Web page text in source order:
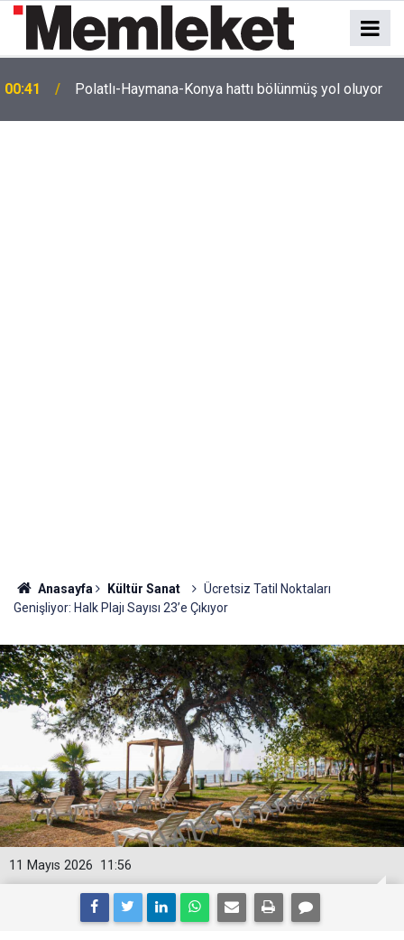
00:41 Polatlı-Haymana-Konya hattı bölünmüş yol oluyor
Anasayfa Kültür Sanat
Ücretsiz Tatil Noktaları
Genişliyor: Halk Plajı Sayısı 23’e Çıkıyor
11:56
11 Mayıs 2026